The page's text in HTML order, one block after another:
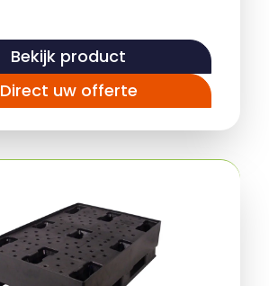
Bekijk product
Direct uw offerte